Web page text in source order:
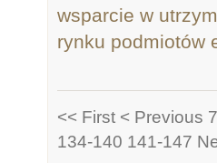
wsparcie w
rynku podmiotów
<< First < Previous
134-140 141-147